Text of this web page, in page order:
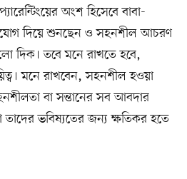
অংশ হিসেবে বাবা-
দিয়ে শুনছেন ও সহনশীল আচরণ
দিক। তবে মনে রাখতে হবে,
মনে রাখবেন, সহনশীল হওয়া
বা সন্তানের সব আবদার
ভবিষ্যতের জন্য ক্ষতিকর হতে